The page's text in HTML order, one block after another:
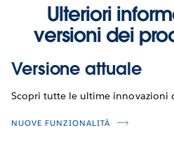
Ulteriori
versioni dei
Versione attuale
Scopri tutte le ultime innovazioni
NUOVE FUNZIONALITÀ